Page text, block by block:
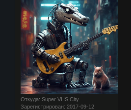
Откуда: Super VHS City
Зарегистрирован: 2017-09-12